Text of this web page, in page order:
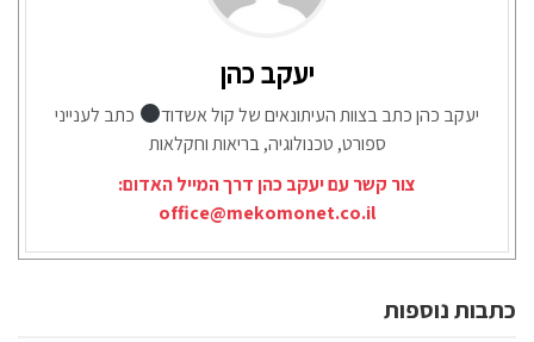
יעקב כהן
יעקב כהן כתב בצוות העיתונאים של קול אשדוד
כתב לענייני
ספורט, טכנולוגיה, בריאות וחקלאות
צור קשר עם יעקב כהן דרך המייל האדום:
office@mekomonet.co.il
כתבות נוספות